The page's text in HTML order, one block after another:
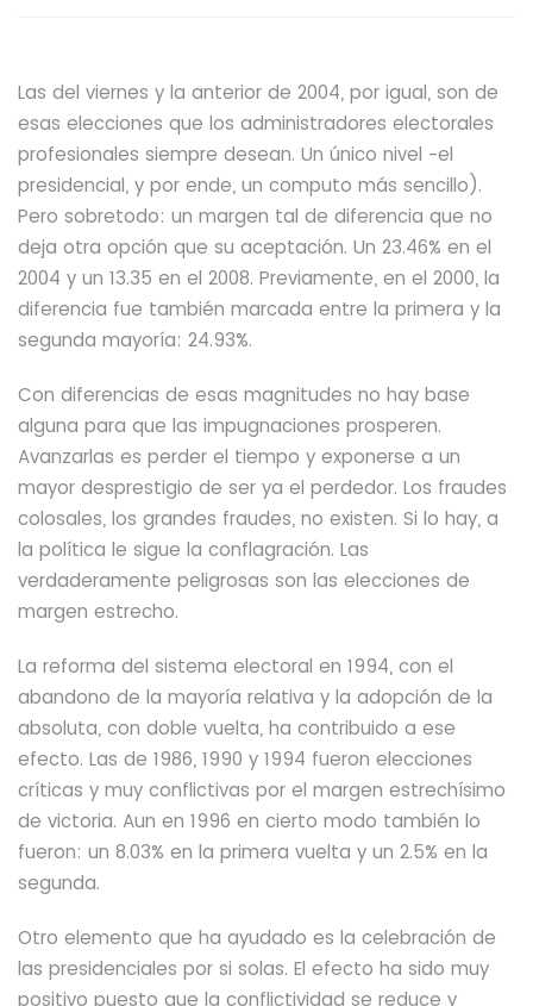
Las del viernes y la anterior de 2004, por igual, son de
esas elecciones que los administradores electorales
profesionales siempre desean. Un único nivel -el
presidencial, y por ende, un computo más sencillo).
Pero sobretodo: un margen tal de diferencia que no
deja otra opción que su aceptación. Un 23.46% en el
2004 y un 13.35 en el 2008. Previamente, en el 2000, la
diferencia fue también marcada entre la primera y la
segunda mayoría: 24.93%.
Con diferencias de esas magnitudes no hay base
alguna para que las impugnaciones prosperen.
Avanzarlas es perder el tiempo y exponerse a un
mayor desprestigio de ser ya el perdedor. Los fraudes
colosales, los grandes fraudes, no existen. Si lo hay, a
la política le sigue la conflagración. Las
verdaderamente peligrosas son las elecciones de
margen estrecho.
La reforma del sistema electoral en 1994, con el
abandono de la mayoría relativa y la adopción de la
absoluta, con doble vuelta, ha contribuido a ese
efecto. Las de 1986, 1990 y 1994 fueron elecciones
críticas y muy conflictivas por el margen estrechísimo
de victoria. Aun en 1996 en cierto modo también lo
fueron: un 8.03% en la primera vuelta y un 2.5% en la
segunda.
Otro elemento que ha ayudado es la celebración de
las presidenciales por si solas. El efecto ha sido muy
positivo puesto que la conflictividad se reduce y